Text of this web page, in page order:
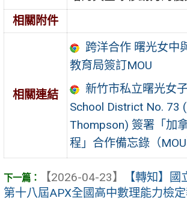
相關附件
相關連結
跨洋合作 曙光女中
教育局簽訂MOU
新竹市私立曙光女
School District No. 73
Thompson) 簽署「加
程」合作備忘錄（MOU
【2026-04-23】
【轉知】
第十八屆APX全國高中數理能力檢